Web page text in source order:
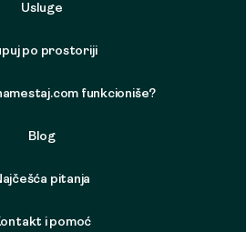
Usluge
po prostoriji
funkcioniše?
Blog
pitanja
i pomoć